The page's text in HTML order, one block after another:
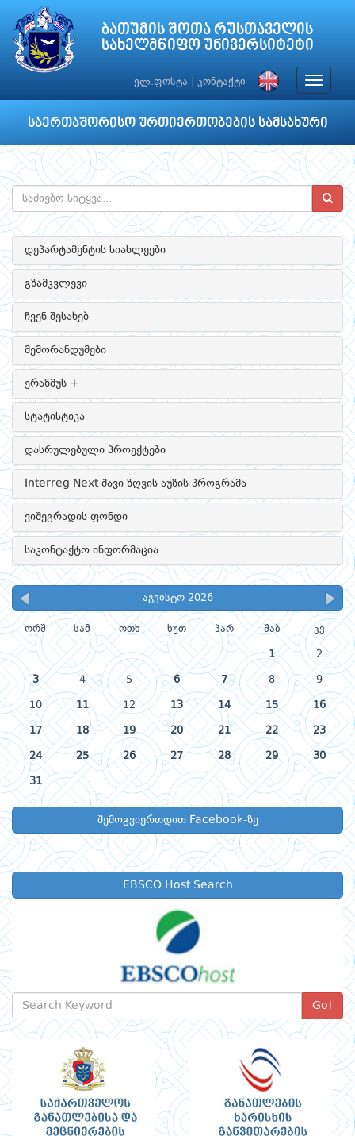
ბათუმის შოთა რუსთაველის
სახელმწიფო უნივერსიტეტი
ელ.ფოსტა კონტაქტი
Toggle
საერთაშორისო ურთიერთობების სამსახური
დეპარტამენტის სიახლეები
გზამკვლევი
ჩვენ შესახებ
მემორანდუმები
ერაზმუს +
სტატისტიკა
დასრულებული პროექტები
Interreg Next შავი ზღვის აუზის პროგრამა
ვიშეგრადის ფონდი
საკონტაქტო ინფორმაცია
აგვისტო 2026
ორშ სამ ოთხ ხუთ პარ შაბ კვ
1 2
3 4 5 6 7 8 9
10 11 12 13 14 15 16
17 18 19 20 21 22 23
24 25 26 27 28 29 30
31
შემოგვიერთდით Facebook-ზე
EBSCO Host Search
Go!